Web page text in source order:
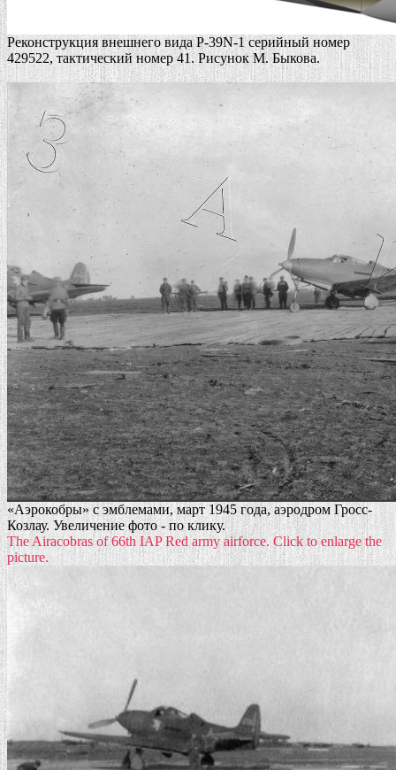
Реконструкция внешнего вида P-39N-1 серийный номер
429522, тактический номер 41. Рисунок М. Быкова.
«Аэрокобры» с эмблемами, март 1945 года, аэродром Гросс-
Козлау. Увеличение фото - по клику.
The Airacobras of 66th IAP Red army airforce. Click to enlarge the
picture.